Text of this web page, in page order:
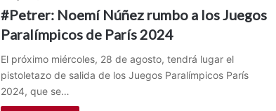
#Petrer: Noemí Núñez rumbo a los Juegos
Paralímpicos de París 2024
El próximo miércoles, 28 de agosto, tendrá lugar el
pistoletazo de salida de los Juegos Paralímpicos París
2024, que se…